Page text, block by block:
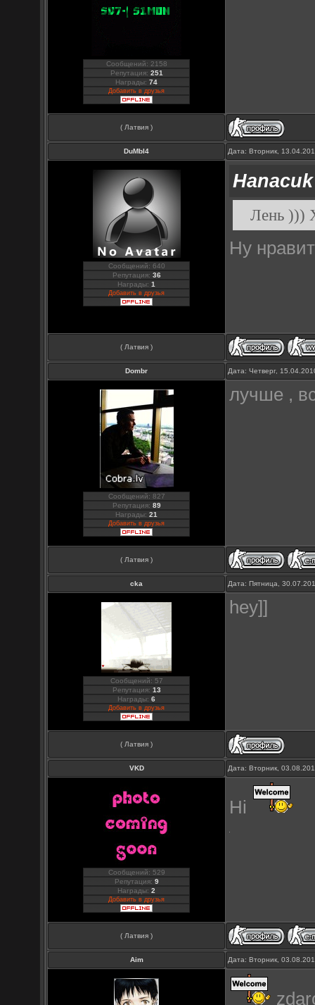
Сообщений: 2158
Репутация: 251
Награды:74
Добавить в друзья
( Латвия )
DuMbI4 Дата: Вторник,
Сообщений: 640
Репутация: 36
Награды:1
Добавить в друзья
Hanacuk
Лень )))
Ну
( Латвия )
Dombr Дата: Четверг,
Сообщений: 827
Репутация: 89
Награды:21
Добавить в друзья
лучше ,
( Латвия )
cka Дата: Пятница,
Сообщений: 57
Репутация: 13
Награды:6
Добавить в друзья
hey]]
( Латвия )
VKD Дата: Вторник,
Сообщений: 529
Репутация: 9
Награды:2
Добавить в друзья
Hi
( Латвия )
Aim Дата: Вторник,